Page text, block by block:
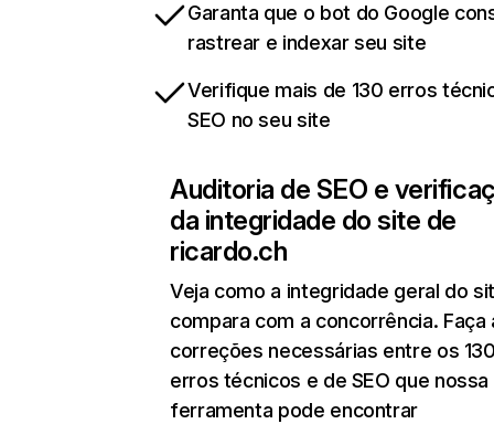
Garanta que o bot do Google
rastrear e indexar seu site
Verifique mais de 130 erros
SEO no seu site
Auditoria de SEO e
da integridade do site de
ricardo.ch
Veja como a integridade geral do
compara com a concorrência. Faça
correções necessárias entre os
erros técnicos e de SEO que nossa
ferramenta pode encontrar